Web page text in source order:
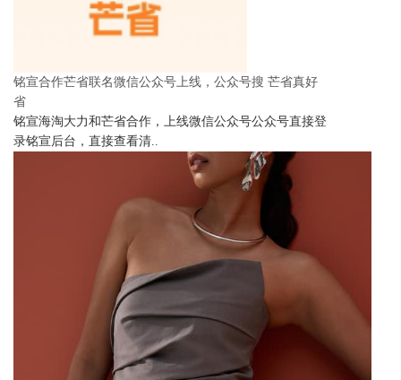
铭宣合作芒省联名微信公众号上线，公众号搜 芒省真好
省
铭宣海淘大力和芒省合作，上线微信公众号公众号直接登
录铭宣后台，直接查看清..